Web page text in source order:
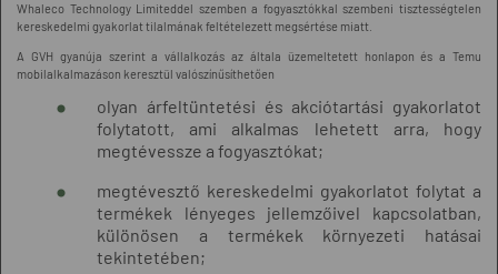
Whaleco Technology Limiteddel szemben a fogyasztókkal szembeni tisztességtelen
kereskedelmi gyakorlat tilalmának feltételezett megsértése miatt.
A GVH gyanúja szerint a vállalkozás az általa üzemeltetett honlapon és a Temu
mobilalkalmazáson keresztül valószínűsíthetően
olyan árfeltüntetési és akciótartási gyakorlatot
folytatott, ami alkalmas lehetett arra, hogy
megtévessze a fogyasztókat;
megtévesztő kereskedelmi gyakorlatot folytat a
termékek lényeges jellemzőivel kapcsolatban,
különösen a termékek környezeti hatásai
tekintetében;